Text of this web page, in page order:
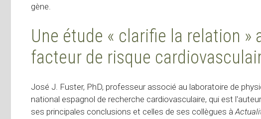
gène.
Une étude « clarifie la relation »
facteur de risque
José J. Fuster, PhD, professeur associé au laboratoire de
national espagnol de recherche cardiovasculaire, qui est
ses principales conclusions et celles de ses collègues à